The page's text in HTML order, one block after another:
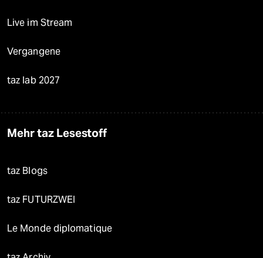
Live im Stream
Vergangene
taz lab 2027
Mehr taz Lesestoff
taz Blogs
taz FUTURZWEI
Le Monde diplomatique